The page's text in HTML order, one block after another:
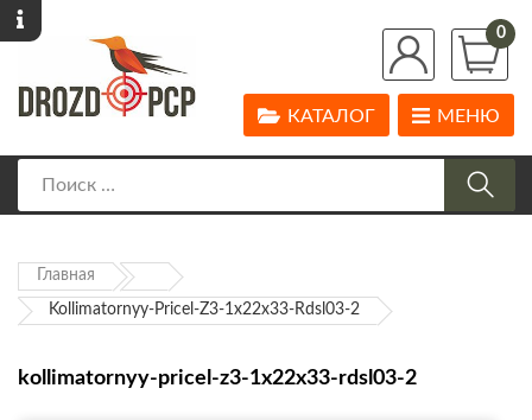
0
МЕНЮ
КАТАЛОГ
Главная
Kollimatornyy-Pricel-Z3-1x22x33-Rdsl03-2
kollimatornyy-pricel-z3-1x22x33-rdsl03-2